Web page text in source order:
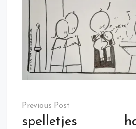
Post
navigation
spelletjes